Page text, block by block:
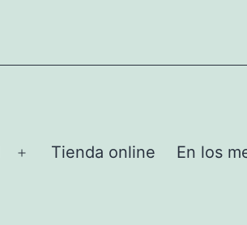
Abrir
Tienda online En los